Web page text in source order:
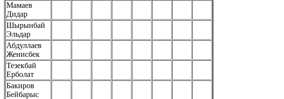
Мамаев
Дидар
Шырынбай
Эльдар
Абдуллаев
Женисбек
Тезекбай
Ерболат
Бакиров
Бейбарыс